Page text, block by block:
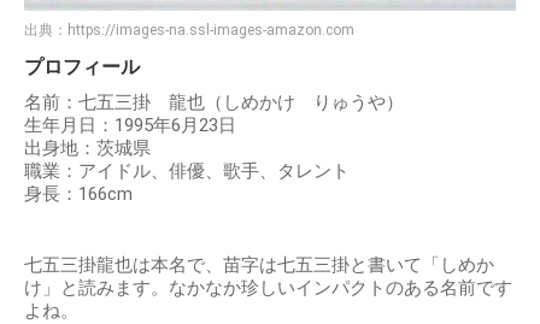
出典： https://images-na.ssl-images-amazon.com
プロフィール
名前：七五三掛 龍也（しめかけ りゅうや）
生年月日：1995年6月23日
出身地：茨城県
職業：アイドル、俳優、歌手、タレント
身長：166cm
七五三掛龍也は本名で、苗字は七五三掛と書いて「しめか
け」と読みます。なかなか珍しいインパクトのある名前です
よね。